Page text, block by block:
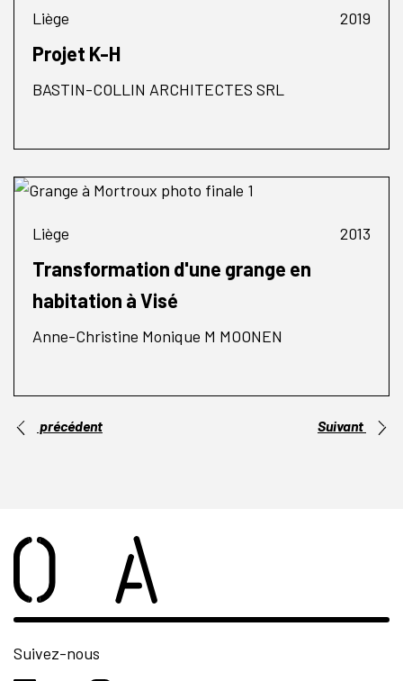
Liège 2019
Projet K-H
BASTIN-COLLIN ARCHITECTES SRL
Liège 2013
Transformation d'une grange en
habitation à Visé
Anne-Christine Monique M MOONEN
précédent Suivant
Suivez-nous